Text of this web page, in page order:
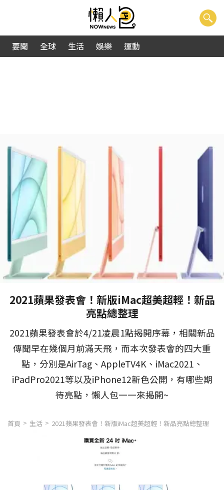
要聞 全球 生活 娛樂 運動
2021蘋果發表會！新版iMac超美超輕！新品
亮點總整理
2021蘋果發表會於4/21凌晨1點揭開序幕，相關新品
傳聞早在幾個月前滿天飛，而本次發表會的四大重
點，分別是AirTag、AppleTV4K、iMac2021、
iPadPro2021等以及iPhone12新色公開，有哪些期
待亮點，懶人包一一來揭開~
首頁 生活 2021蘋果發表會！新版iMac超美超輕！新品亮點總整理